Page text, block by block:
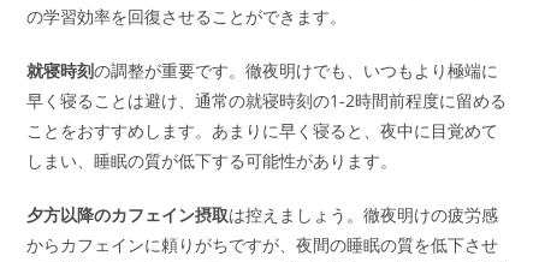
の学習効率を回復させることができます。
就寝時刻の調整が重要です。徹夜明けでも、いつもより極端に
早く寝ることは避け、通常の就寝時刻の1-2時間前程度に留める
ことをおすすめします。あまりに早く寝ると、夜中に目覚めて
しまい、睡眠の質が低下する可能性があります。
夕方以降のカフェイン摂取は控えましょう。徹夜明けの疲労感
からカフェインに頼りがちですが、夜間の睡眠の質を低下させ